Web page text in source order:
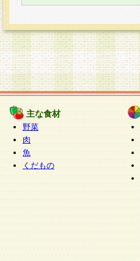
主な食材
野菜
肉
魚
くだもの